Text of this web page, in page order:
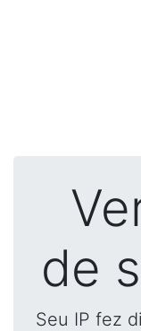
de
Seu IP fez